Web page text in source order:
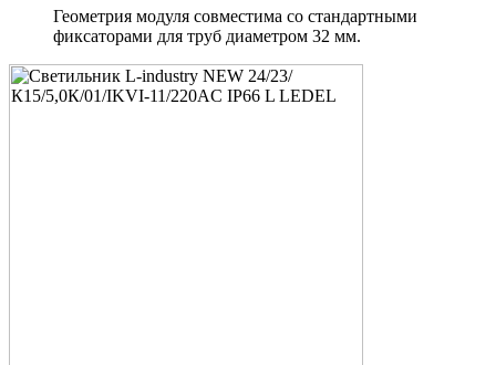
Геометрия модуля совместима со стандартными
фиксаторами для труб диаметром 32 мм.